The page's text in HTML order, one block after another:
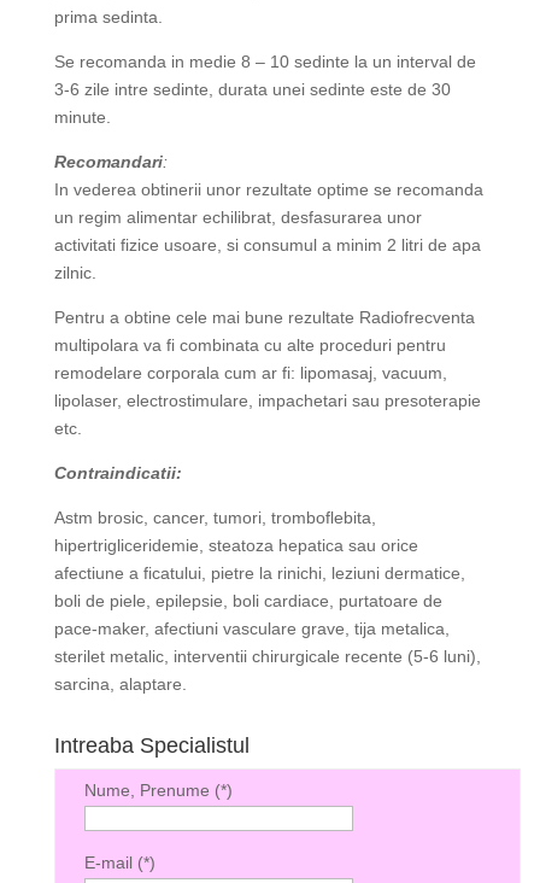
prima sedinta.
Se recomanda in medie 8 – 10 sedinte la un interval de
3-6 zile intre sedinte, durata unei sedinte este de 30
minute.
Recomandari:
In vederea obtinerii unor rezultate optime se recomanda
un regim alimentar echilibrat, desfasurarea unor
activitati fizice usoare, si consumul a minim 2 litri de apa
zilnic.
Pentru a obtine cele mai bune rezultate Radiofrecventa
multipolara va fi combinata cu alte proceduri pentru
remodelare corporala cum ar fi: lipomasaj, vacuum,
lipolaser, electrostimulare, impachetari sau presoterapie
etc.
Contraindicatii:
Astm brosic, cancer, tumori, tromboflebita,
hipertrigliceridemie, steatoza hepatica sau orice
afectiune a ficatului, pietre la rinichi, leziuni dermatice,
boli de piele, epilepsie, boli cardiace, purtatoare de
pace-maker, afectiuni vasculare grave, tija metalica,
sterilet metalic, interventii chirurgicale recente (5-6 luni),
sarcina, alaptare.
Intreaba Specialistul
Nume, Prenume (*)
E-mail (*)